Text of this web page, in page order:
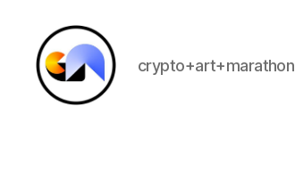
crypto+art+marathon